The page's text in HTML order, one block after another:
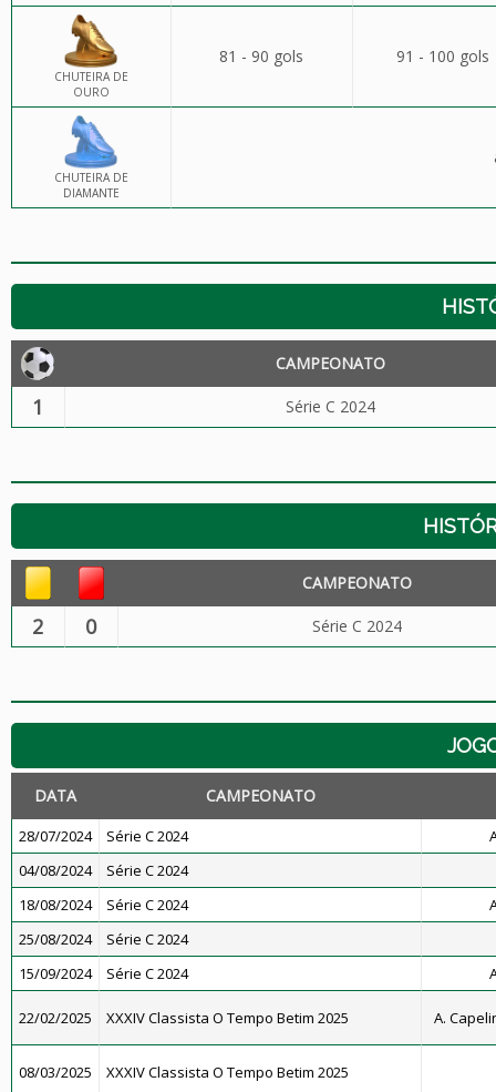
CHUTEIRA DE
OURO
81 - 90 gols 91 - 100 gols
CHUTEIRA DE
DIAMANTE
CAMPEONATO
1 Série C 2024
CAMPEONATO
2 0 Série C 2024
DATA CAMPEONATO
28/07/2024 Série C 2024
04/08/2024
Série C 2024
18/08/2024
Série C 2024
25/08/2024
Série C 2024
15/09/2024
Série C 2024
22/02/2025 XXXIV Classista O Tempo Betim 2025 A.
08/03/2025 XXXIV Classista O Tempo Betim 2025